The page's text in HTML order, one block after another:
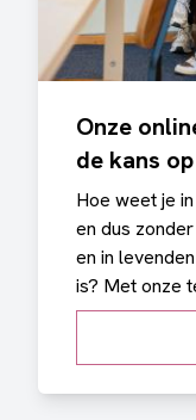
Onze
de kans
Hoe weet je
en dus
en in
is? Met onze